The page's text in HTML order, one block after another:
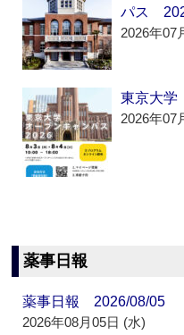
パス
2026年07
東京大
2026年07
薬事日報
薬事日報 2026/08/05
2026年08月05日 (水)